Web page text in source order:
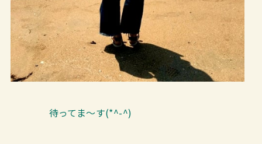
待ってま～す(*^-^)